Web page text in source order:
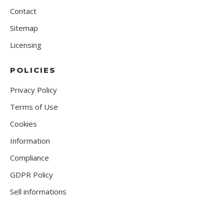
Contact
Sitemap
Licensing
POLICIES
Privacy Policy
Terms of Use
Cookies
Information
Compliance
GDPR Policy
Sell informations